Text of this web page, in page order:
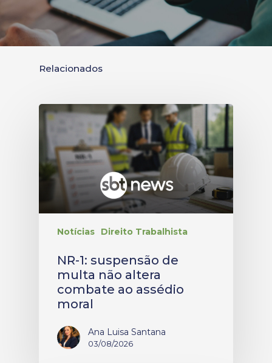
Relacionados
Notícias Direito Trabalhista
NR-1: suspensão de
multa não altera
combate ao assédio
moral
Ana Luisa Santana
03/08/2026